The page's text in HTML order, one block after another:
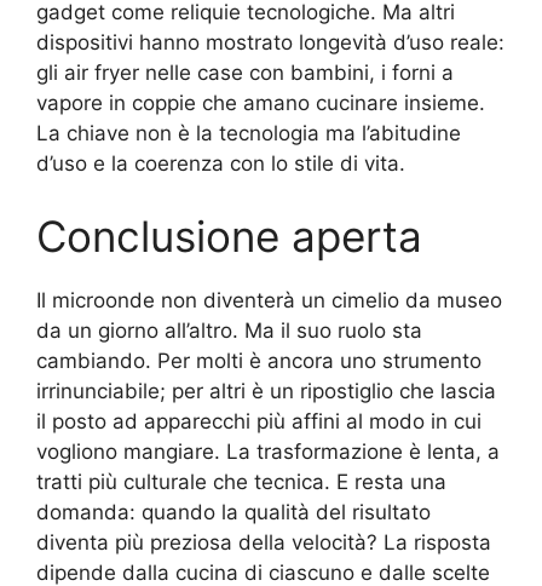
gadget come reliquie tecnologiche. Ma altri
dispositivi hanno mostrato longevità d’uso reale:
gli air fryer nelle case con bambini, i forni a
vapore in coppie che amano cucinare insieme.
La chiave non è la tecnologia ma l’abitudine
d’uso e la coerenza con lo stile di vita.
Conclusione aperta
Il microonde non diventerà un cimelio da museo
da un giorno all’altro. Ma il suo ruolo sta
cambiando. Per molti è ancora uno strumento
irrinunciabile; per altri è un ripostiglio che lascia
il posto ad apparecchi più affini al modo in cui
vogliono mangiare. La trasformazione è lenta, a
tratti più culturale che tecnica. E resta una
domanda: quando la qualità del risultato
diventa più preziosa della velocità? La risposta
dipende dalla cucina di ciascuno e dalle scelte